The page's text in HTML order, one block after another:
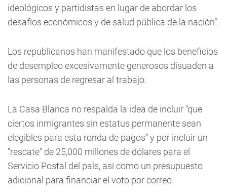
ideológicos y partidistas en lugar de abordar los
desafíos económicos y de salud pública de la nación”.
Los republicanos han manifestado que los beneficios
de desempleo excesivamente generosos disuaden a
las personas de regresar al trabajo.
La Casa Blanca no respalda la idea de incluir “que
ciertos inmigrantes sin estatus permanente sean
elegibles para esta ronda de pagos” y por incluir un
"rescate" de 25,000 millones de dólares para el
Servicio Postal del país, así como un presupuesto
adicional para financiar el voto por correo.